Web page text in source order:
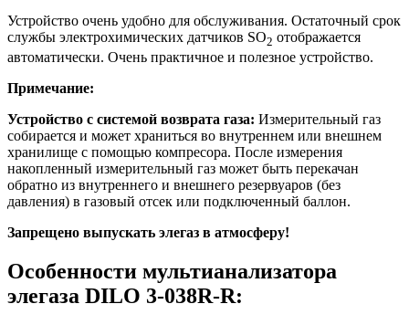
Устройство очень удобно для обслуживания. Остаточный срок
службы электрохимических датчиков SO2 отображается
автоматически. Очень практичное и полезное устройство.
Примечание:
Устройство с системой возврата газа: Измерительный газ
собирается и может храниться во внутреннем или внешнем
хранилище с помощью компресора. После измерения
накопленный измерительный газ может быть перекачан
обратно из внутреннего и внешнего резервуаров (без
давления) в газовый отсек или подключенный баллон.
Запрещено выпускать элегаз в атмосферу!
Особенности мультианализатора
элегаза DILO 3-038R-R: